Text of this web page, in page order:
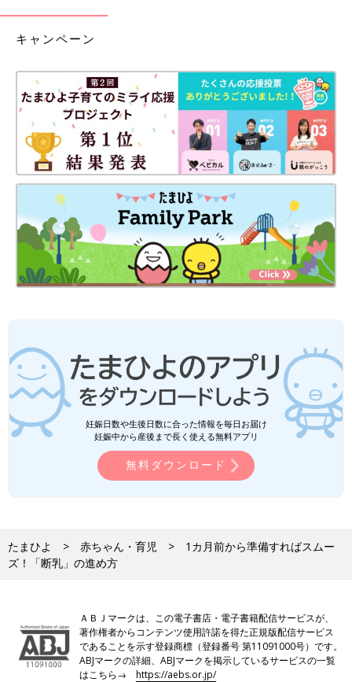
キャンペーン
妊娠日数や生後日数に合った情報を毎日お届け
妊娠中から産後まで長く使える無料アプリ
無料ダウンロード
たまひよ 赤ちゃん・育児
1カ月前から準備すればスムー
ズ！「断乳」の進め方
ＡＢＪマークは、この電子書店・電子書籍配信サービスが、
著作権者からコンテンツ使用許諾を得た正規版配信サービス
であることを示す登録商標（登録番号 第11091000号）です。
ABJマークの詳細、ABJマークを掲示しているサービスの一覧
はこちら→https://aebs.or.jp/